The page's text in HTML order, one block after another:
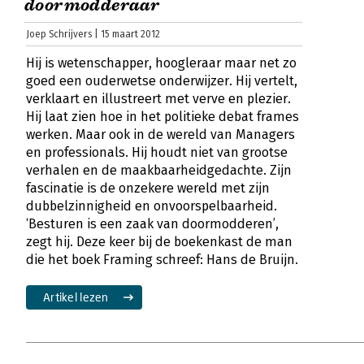
doormodderaar
Joep Schrijvers | 15 maart 2012
Hij is wetenschapper, hoogleraar maar net zo
goed een ouderwetse onderwijzer. Hij vertelt,
verklaart en illustreert met verve en plezier.
Hij laat zien hoe in het politieke debat frames
werken. Maar ook in de wereld van Managers
en professionals. Hij houdt niet van grootse
verhalen en de maakbaarheidgedachte. Zijn
fascinatie is de onzekere wereld met zijn
dubbelzinnigheid en onvoorspelbaarheid.
‘Besturen is een zaak van doormodderen’,
zegt hij. Deze keer bij de boekenkast de man
die het boek Framing schreef: Hans de Bruijn.
Artikel lezen